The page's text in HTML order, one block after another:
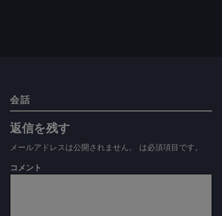
会話
返信を残す
メールアドレスは公開されません。 は必須項目です。
コメント